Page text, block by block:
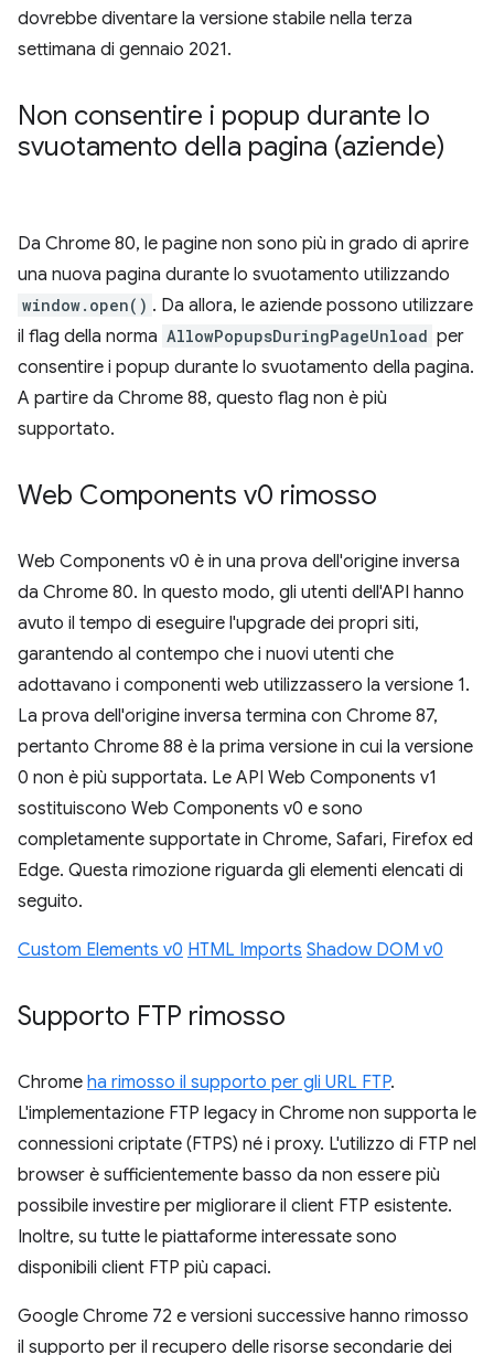
dovrebbe diventare la versione stabile nella terza
settimana di gennaio 2021.
Non consentire i popup durante lo
svuotamento della pagina (aziende)
Da Chrome 80, le pagine non sono più in grado di aprire
una nuova pagina durante lo svuotamento utilizzando
window.open() . Da allora, le aziende possono utilizzare
il flag della norma AllowPopupsDuringPageUnload per
consentire i popup durante lo svuotamento della pagina.
A partire da Chrome 88, questo flag non è più
supportato.
Web Components v0 rimosso
Web Components v0 è in una prova dell'origine inversa
da Chrome 80. In questo modo, gli utenti dell'API hanno
avuto il tempo di eseguire l'upgrade dei propri siti,
garantendo al contempo che i nuovi utenti che
adottavano i componenti web utilizzassero la versione 1.
La prova dell'origine inversa termina con Chrome 87,
pertanto Chrome 88 è la prima versione in cui la versione
0 non è più supportata. Le API Web Components v1
sostituiscono Web Components v0 e sono
completamente supportate in Chrome, Safari, Firefox ed
Edge. Questa rimozione riguarda gli elementi elencati di
seguito.
Custom Elements v0 HTML Imports Shadow DOM v0
Supporto FTP rimosso
Chrome ha rimosso il supporto per gli URL FTP.
L'implementazione FTP legacy in Chrome non supporta le
connessioni criptate (FTPS) né i proxy. L'utilizzo di FTP nel
browser è sufficientemente basso da non essere più
possibile investire per migliorare il client FTP esistente.
Inoltre, su tutte le piattaforme interessate sono
disponibili client FTP più capaci.
Google Chrome 72 e versioni successive hanno rimosso
il supporto per il recupero delle risorse secondarie dei